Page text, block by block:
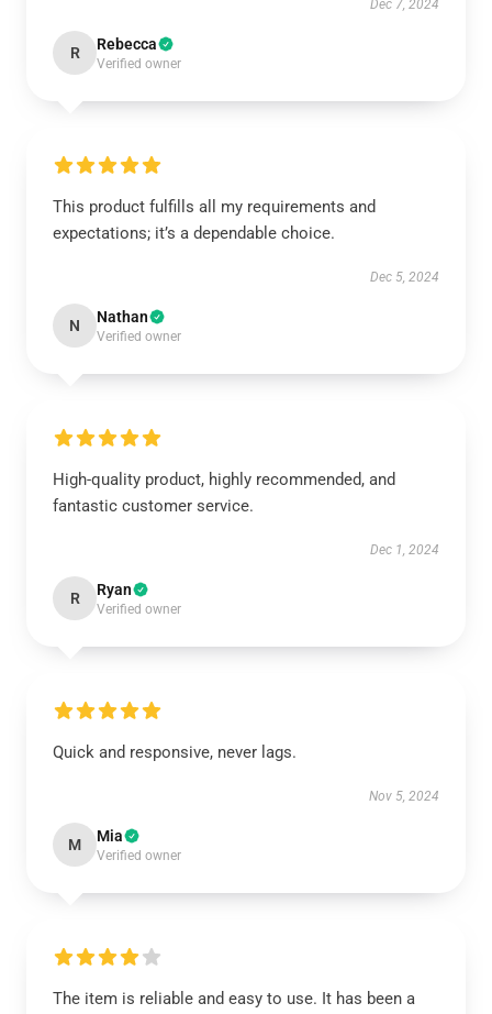
Dec 7, 2024
R Rebecca
Verified owner
This product fulfills all my requirements and
expectations; it’s a dependable choice.
Dec 5, 2024
N Nathan
Verified owner
High-quality product, highly recommended, and
fantastic customer service.
Dec 1, 2024
R Ryan
Verified owner
Quick and responsive, never lags.
Nov 5, 2024
M Mia
Verified owner
The item is reliable and easy to use. It has been a